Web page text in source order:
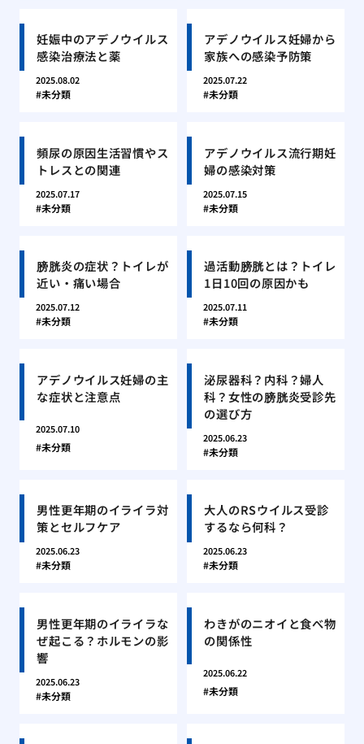
妊娠中のアデノウイルス
感染治療法と薬
2025.08.02
未分類
アデノウイルス妊婦から
家族への感染予防策
2025.07.22
未分類
頻尿の原因生活習慣やス
トレスとの関連
2025.07.17
未分類
アデノウイルス流行期妊
婦の感染対策
2025.07.15
未分類
膀胱炎の症状？トイレが
近い・痛い場合
2025.07.12
未分類
過活動膀胱とは？トイレ
1日10回の原因かも
2025.07.11
未分類
アデノウイルス妊婦の主
な症状と注意点
2025.07.10
未分類
泌尿器科？内科？婦人
科？女性の膀胱炎受診先
の選び方
2025.06.23
未分類
男性更年期のイライラ対
策とセルフケア
2025.06.23
未分類
大人のRSウイルス受診
するなら何科？
2025.06.23
未分類
男性更年期のイライラな
ぜ起こる？ホルモンの影
響
2025.06.23
未分類
わきがのニオイと食べ物
の関係性
2025.06.22
未分類